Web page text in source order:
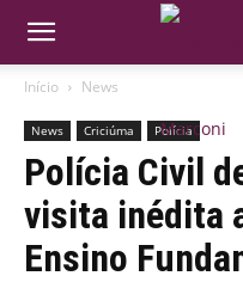
Início News
News Criciúma Polícia
Polícia Civil
visita inédita
Ensino